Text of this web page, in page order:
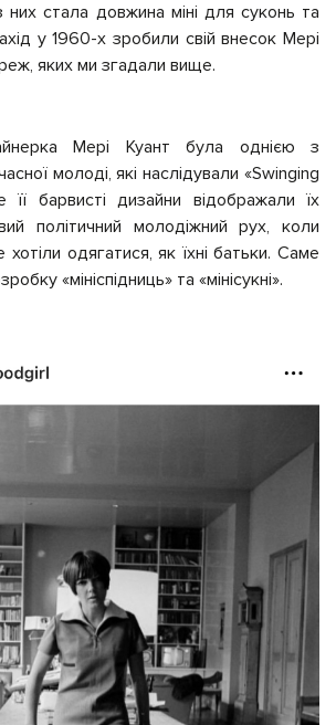
стала довжина міні для суконь та
у 1960-х зробили свій внесок Мері
яких ми згадали вище.
Мері Куант була однією з
молоді, які наслідували «Swinging
барвисті дизайни відображали їх
політичний молодіжний рух, коли
хотіли одягатися, як їхні батьки. Саме
«мініспідниць» та «мінісукні».